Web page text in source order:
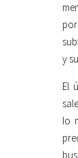
y
El
lo